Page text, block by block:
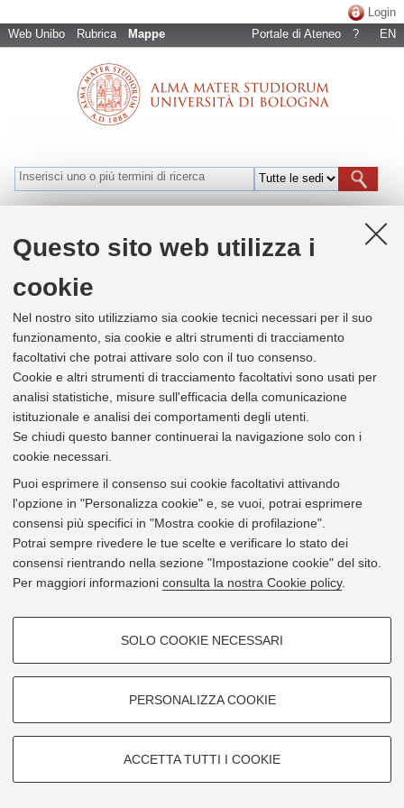
Questo sito web utilizza i
cookie
Nel nostro sito utilizziamo sia cookie tecnici necessari per il suo
funzionamento, sia cookie e altri strumenti di tracciamento
facoltativi che potrai attivare solo con il tuo consenso.
Cookie e altri strumenti di tracciamento facoltativi sono usati per
analisi statistiche, misure sull'efficacia della comunicazione
istituzionale e analisi dei comportamenti degli utenti.
Se chiudi questo banner continuerai la navigazione solo con i
cookie necessari.
Puoi esprimere il consenso sui cookie facoltativi attivando
l'opzione in "Personalizza cookie" e, se vuoi, potrai esprimere
consensi più specifici in "Mostra cookie di profilazione".
Potrai sempre rivedere le tue scelte e verificare lo stato dei
consensi rientrando nella sezione "Impostazione cookie" del sito.
Per maggiori informazioni consulta la nostra Cookie policy.
COOKIE DI PROFILAZIONE -
Si tratta di cookie utilizzati per analizzare le caratteristiche della
navigazione degli utenti, creare profili in base al loro comportamento sul
Mostra cookie di profilazione
COOKIE TECNICI - NECESSARI
SOLO COOKIE NECESSARI
PERSONALIZZA COOKIE
ACCETTA TUTTI I COOKIE
Web Unibo Rubrica Mappe
Login
Portale di Ateneo
? EN
Bologna Ravenna Rimini
Naviga per luoghi
APOS - Ufficio Programmazione del
personale
Piazza Verdi 3 - 40126 Bologna
Mostra su Google Maps
×
+
−
© 2026 - Università di Bologna -Privacy|Impostazioni Cookie